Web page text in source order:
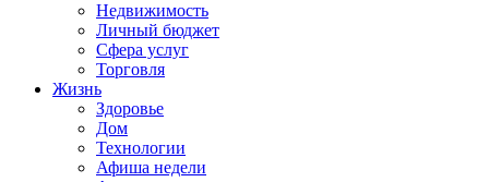
Недвижимость
Личный бюджет
Сфера услуг
Торговля
Жизнь
Здоровье
Дом
Технологии
Афиша недели